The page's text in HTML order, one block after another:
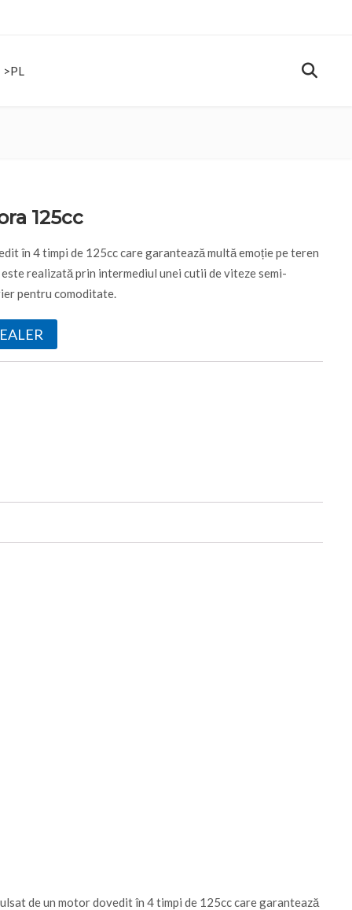
>PL
BARTON MOTORS >PL
125cc
în 4 timpi de 125cc care garantează multă emoție pe teren
realizată prin intermediul unei cutii de viteze semi-
pentru comoditate.
de un motor dovedit în 4 timpi de 125cc care garantează